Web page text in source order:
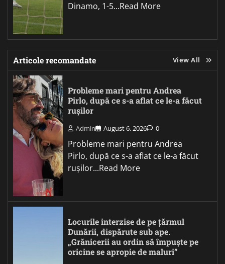
Dinamo, 1-5...Read More
Articole recomandate View All
Probleme mari pentru Andrea
Pirlo, după ce s-a aflat ce le-a făcut
rușilor
Admin August 6, 2026 0
Probleme mari pentru Andrea
Pirlo, după ce s-a aflat ce le-a făcut
rușilor...Read More
Locurile interzise de pe țărmul
Dunării, dispărute sub ape.
„Grănicerii au ordin să împuște pe
oricine se apropie de maluri”